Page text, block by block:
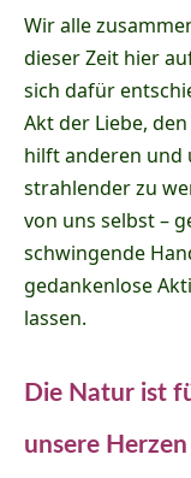
Wir alle
dieser Zeit hier
sich dafür
Akt der Liebe,
hilft anderen und
strahlender zu
von uns selbst –
schwingende
gedankenlose
lassen.
Die Natur ist
unsere